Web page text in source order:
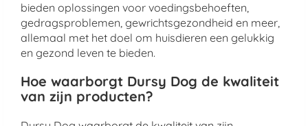
bieden oplossingen voor voedingsbehoeften,
gedragsproblemen, gewrichtsgezondheid en meer,
allemaal met het doel om huisdieren een gelukkig
en gezond leven te bieden.
Hoe waarborgt Dursy Dog de kwaliteit
van zijn producten?